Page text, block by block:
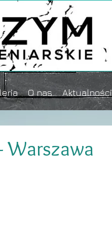
O nas Aktualności
Warszawa